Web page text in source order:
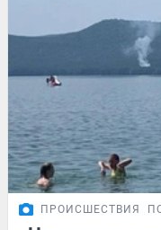
ПРОИСШЕСТВИЯ